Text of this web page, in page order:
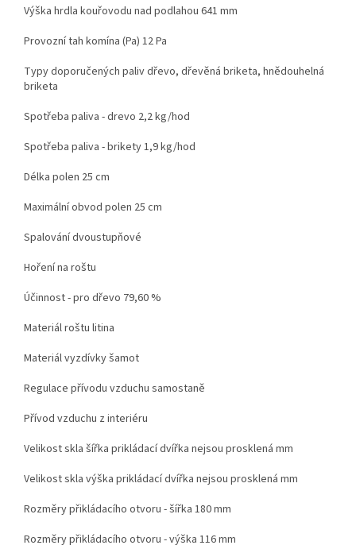
Výška hrdla kouřovodu nad podlahou 641 mm
Provozní tah komína (Pa) 12 Pa
Typy doporučených paliv dřevo, dřevěná briketa, hnědouhelná
briketa
Spotřeba paliva - drevo 2,2 kg/hod
Spotřeba paliva - brikety 1,9 kg/hod
Délka polen 25 cm
Maximální obvod polen 25 cm
Spalování dvoustupňové
Hoření na roštu
Účinnost - pro dřevo 79,60 %
Materiál roštu litina
Materiál vyzdívky šamot
Regulace přívodu vzduchu samostaně
Přívod vzduchu z interiéru
Velikost skla šířka prikládací dvířka nejsou prosklená mm
Velikost skla výška prikládací dvířka nejsou prosklená mm
Rozměry přikládacího otvoru - šířka 180 mm
Rozměry přikládacího otvoru - výška 116 mm